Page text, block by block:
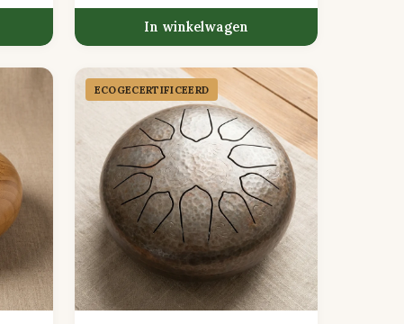
In winkelwagen
ECOGECER­TIFICEERD